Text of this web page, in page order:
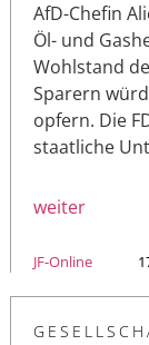
AfD-Chefin
Öl- und
Wohlstand
Sparern
opfern. Die
staatliche
weiter
JF-Online